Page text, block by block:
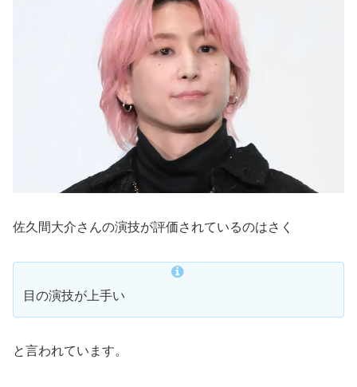
佐久間大介さんの演技が評価されているのはさく
目の演技が上手い
と言われています。